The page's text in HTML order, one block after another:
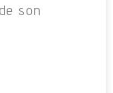
son